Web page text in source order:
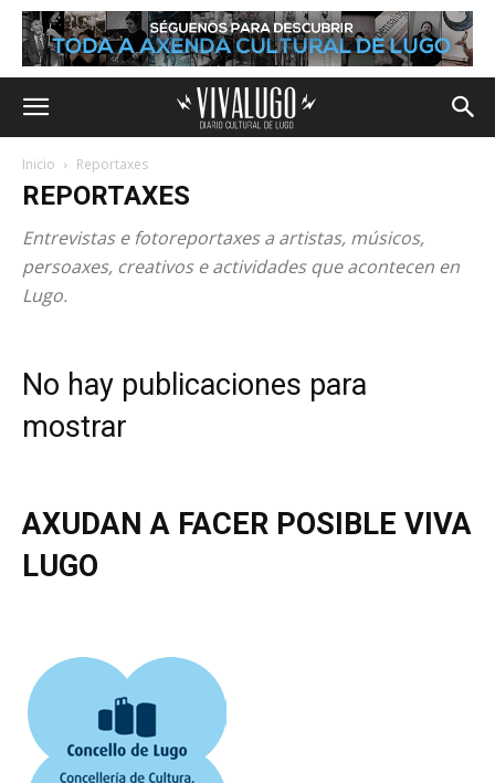
Inicio Reportaxes
REPORTAXES
Entrevistas e fotoreportaxes a artistas, músicos,
persoaxes, creativos e actividades que acontecen en
Lugo.
No hay publicaciones para
mostrar
AXUDAN A FACER POSIBLE VIVA
LUGO